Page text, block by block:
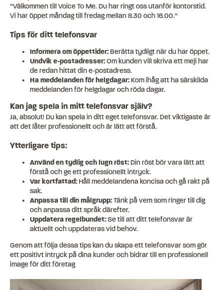
”Välkommen till Voice To Me. Du har ringt oss utanför kontorstid.
Vi har öppet måndag till fredag mellan 8.30 och 16.00.”
Tips för ditt telefonsvar
Informera om öppettider: Berätta tydligt när du har öppet.
Undvik e-postadresser:Om kunden vill skriva ett mejl har
de redan hittat din e-postadress.
Ha meddelanden för helgdagar: Kom ihåg att ha särskilda
meddelanden för helgdagar och röda dagar.
Kan jag spela in mitt telefonsvar själv?
Ja, absolut! Du kan spela in ditt eget telefonsvar. Det viktigaste är
att det låter professionellt och är lätt att förstå.
Ytterligare tips:
Använd en tydlig och lugn röst: Din röst bör vara lätt att
förstå och ge ett professionellt intryck.
Var kortfattad: Håll meddelandena koncisa och gå rakt på
sak.
Anpassa till din målgrupp:Tänk på vem som ringer till dig
och anpassa ditt språk därefter.
Uppdatera regelbundet:Se till att ditt telefonsvar är
aktuellt och uppdateras vid behov.
Genom att följa dessa tips kan du skapa ett telefonsvar som gör
ett positivt intryck på dina kunder och bidrar till en professionell
image för ditt företag